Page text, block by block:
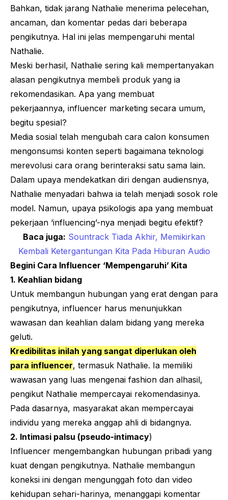
Bahkan, tidak jarang Nathalie menerima pelecehan,
ancaman, dan komentar pedas dari beberapa
pengikutnya. Hal ini jelas mempengaruhi mental
Nathalie.
Meski berhasil, Nathalie sering kali mempertanyakan
alasan pengikutnya membeli produk yang ia
rekomendasikan. Apa yang membuat
pekerjaannya, influencer marketing secara umum,
begitu spesial?
Media sosial telah mengubah cara calon konsumen
mengonsumsi konten seperti bagaimana teknologi
merevolusi cara orang berinteraksi satu sama lain.
Dalam upaya mendekatkan diri dengan audiensnya,
Nathalie menyadari bahwa ia telah menjadi sosok role
model. Namun, upaya psikologis apa yang membuat
pekerjaan ‘influencing’-nya menjadi begitu efektif?
Baca juga: Sountrack Tiada Akhir, Memikirkan
Kembali Ketergantungan Kita Pada Hiburan Audio
Begini Cara Influencer ‘Mempengaruhi’ Kita
1. Keahlian bidang
Untuk membangun hubungan yang erat dengan para
pengikutnya, influencer harus menunjukkan
wawasan dan keahlian dalam bidang yang mereka
geluti.
Kredibilitas inilah yang sangat diperlukan oleh
para influencer, termasuk Nathalie. Ia memiliki
wawasan yang luas mengenai fashion dan alhasil,
pengikut Nathalie mempercayai rekomendasinya.
Pada dasarnya, masyarakat akan mempercayai
individu yang mereka anggap ahli di bidangnya.
2. Intimasi palsu (pseudo-intimacy)
Influencer mengembangkan hubungan pribadi yang
kuat dengan pengikutnya. Nathalie membangun
koneksi ini dengan mengunggah foto dan video
kehidupan sehari-harinya, menanggapi komentar